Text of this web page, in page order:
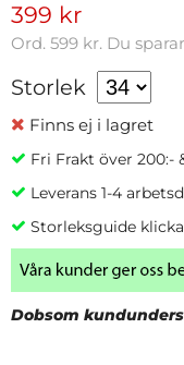
399 kr
Ord. 599 kr. Du sparar
Storlek
Finns ej i lagret
Fri Frakt över 200:-
Leverans 1-4
Storleksguide klicka
Dobsom